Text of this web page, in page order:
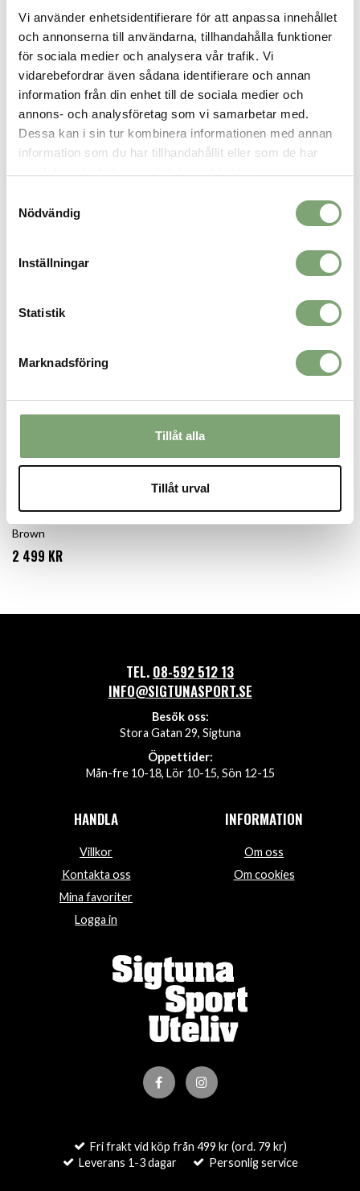
Vi använder enhetsidentifierare för att anpassa innehållet
och annonserna till användarna, tillhandahålla funktioner
för sociala medier och analysera vår trafik. Vi
vidarebefordrar även sådana identifierare och annan
information från din enhet till de sociala medier och
annons- och analysföretag som vi samarbetar med.
Dessa kan i sin tur kombinera informationen med annan
information som du har tillhandahållit eller som de har
Nödvändig
Inställningar
Statistik
Marknadsföring
Tillåt alla
Tillåt urval
med upp till 25 % ökat grepp
Skosnörefickor
Två krokar upptill för enkel snörning
Dragflikar i häl och plös
Kilförsedda tungor
Förstärkt tåskydd och hälskydd
ALTERNATIVA FÄRGER
Brown
2 499 KR
TEL. 08-592 512 13
INFO@SIGTUNASPORT.SE
Besök oss:
Stora Gatan 29, Sigtuna
Öppettider:
Mån-fre 10-18, Lör 10-15, Sön 12-15
HANDLA
Villkor
Kontakta oss
Mina favoriter
Logga in
INFORMATION
Om oss
Om cookies
Fri frakt vid köp från 499 kr (ord. 79 kr)
Leverans 1-3 dagar
Personlig service